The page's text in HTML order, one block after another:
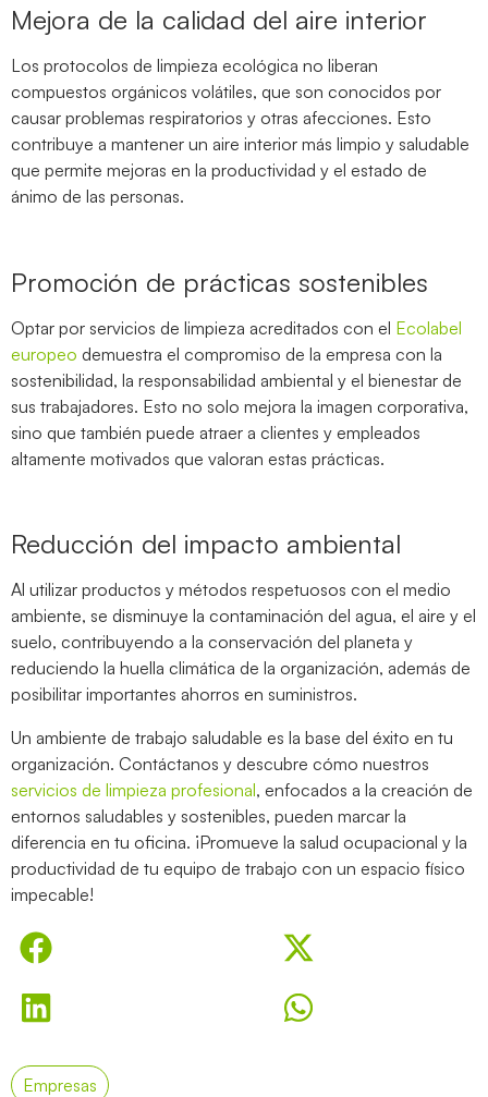
Mejora de la calidad del aire interior
Los protocolos de limpieza ecológica no liberan
compuestos orgánicos volátiles, que son conocidos por
causar problemas respiratorios y otras afecciones. Esto
contribuye a mantener un aire interior más limpio y saludable
que permite mejoras en la productividad y el estado de
ánimo de las personas.
Promoción de prácticas sostenibles
Optar por servicios de limpieza acreditados con el Ecolabel
europeo demuestra el compromiso de la empresa con la
sostenibilidad, la responsabilidad ambiental y el bienestar de
sus trabajadores. Esto no solo mejora la imagen corporativa,
sino que también puede atraer a clientes y empleados
altamente motivados que valoran estas prácticas.
Reducción del impacto ambiental
Al utilizar productos y métodos respetuosos con el medio
ambiente, se disminuye la contaminación del agua, el aire y el
suelo, contribuyendo a la conservación del planeta y
reduciendo la huella climática de la organización, además de
posibilitar importantes ahorros en suministros.
Un ambiente de trabajo saludable es la base del éxito en tu
organización. Contáctanos y descubre cómo nuestros
servicios de limpieza profesional, enfocados a la creación de
entornos saludables y sostenibles, pueden marcar la
diferencia en tu oficina. ¡Promueve la salud ocupacional y la
productividad de tu equipo de trabajo con un espacio físico
impecable!
Empresas